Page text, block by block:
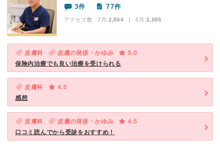
3件 77件
アクセス数 7月:2,864 | 6月:2,595
皮膚科 皮膚の発疹・かゆみ
5.0
保険内治療でも良い治療を受けられる
皮膚科
4.5
感想
皮膚科 皮膚の発疹・かゆみ
4.5
口コミ読んでから受診をおすすめ！